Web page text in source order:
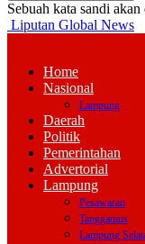
Sebuah kata sandi
Liputan Global News
Home
Nasional
Lampung
Daerah
Politik
Pemerintahan
Advertorial
Lampung
Pesawaran
Tanggamus
Lampung